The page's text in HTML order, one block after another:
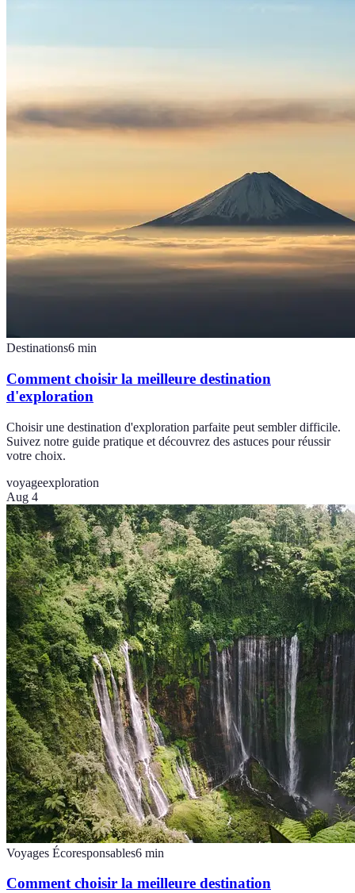
Destinations6 min
Comment choisir la meilleure destination
d'exploration
Choisir une destination d'exploration parfaite peut sembler difficile.
Suivez notre guide pratique et découvrez des astuces pour réussir
votre choix.
voyageexploration
Aug 4
Voyages Écoresponsables6 min
Comment choisir la meilleure destination